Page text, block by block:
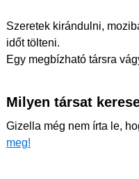
Szeretek kirándulni,
időt tölteni.
Egy megbízható társra
Milyen társat
Gizella még nem írta le,
meg!